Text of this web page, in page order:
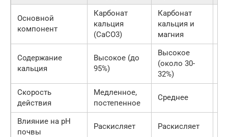
Основной
компонент
Карбонат
кальция
(CaCO3)
Карбонат
кальция и
магния
Содержание
кальция
Высокое (до
95%)
Высокое
(около 30-
32%)
Скорость
действия
Медленное,
постепенное
Среднее
Влияние на pH
почвы
Раскисляет Раскисляет